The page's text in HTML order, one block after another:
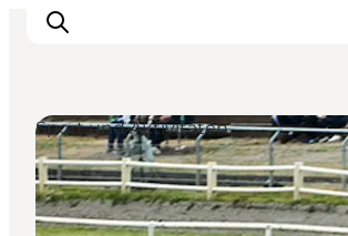
Inspiration
Regionen
Sport und Aktivitäten